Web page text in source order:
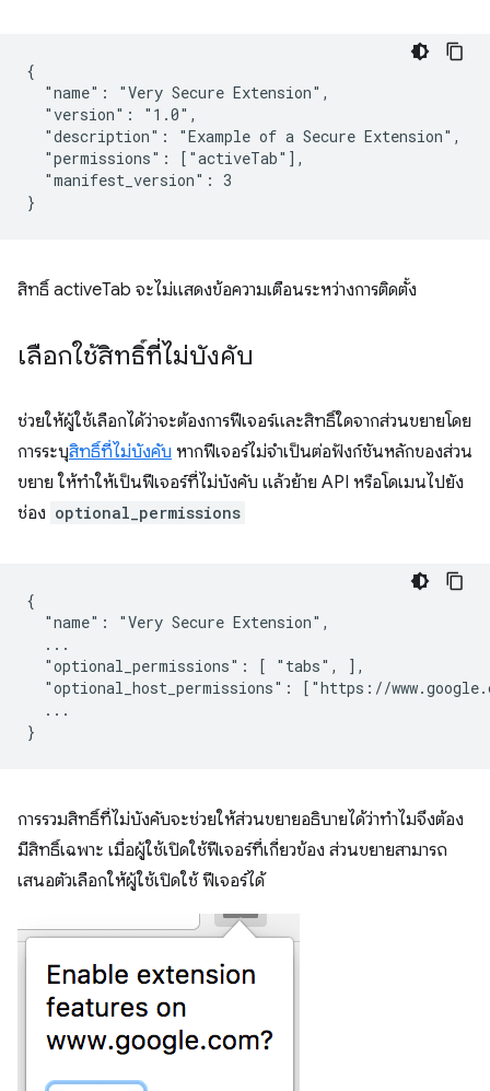
{
  "name": "Very Secure Extension",
  "version": "1.0",
  "description": "Example of a Secure Extension",
  "permissions": ["activeTab"],
  "manifest_version": 3
สิทธิ์ activeTab จะไม่แสดงข้อความเตือนระหว่างการติดตั้ง
เลือกใช้สิทธิ์ที่ไม่บังคับ
ช่วยให้ผู้ใช้เลือกได้ว่าจะต้องการฟีเจอร์และสิทธิ์ใดจากส่วนขยายโดย
การระบุสิทธิ์ที่ไม่บังคับ หากฟีเจอร์ไม่จำเป็นต่อฟังก์ชันหลักของส่วน
ขยาย ให้ทําให้เป็นฟีเจอร์ที่ไม่บังคับ แล้วย้าย API หรือโดเมนไปยัง
ช่อง optional_permissions
{
  "name": "Very Secure Extension",
  ...
  "optional_permissions": [ "tabs", ],
"optional_host_permissions": ["https://
  ...
การรวมสิทธิ์ที่ไม่บังคับจะช่วยให้ส่วนขยายอธิบายได้ว่าทำไมจึงต้อง
มีสิทธิ์เฉพาะ เมื่อผู้ใช้เปิดใช้ฟีเจอร์ที่เกี่ยวข้อง ส่วนขยายสามารถ
เสนอตัวเลือกให้ผู้ใช้เปิดใช้ ฟีเจอร์ได้